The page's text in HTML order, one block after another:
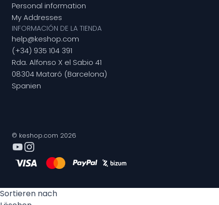
Personal information
My Addresses
INFORMACIÓN DE LA TIENDA
help@keshop.com
(+34) 935 104 391
Rda. Alfonso X el Sabio 41
08304 Mataró (Barcelona)
Spanien
© keshop.com 2026
Sortieren nach